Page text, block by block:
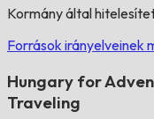
Kormány által
Források irányelveinek
Hungary for
Traveling